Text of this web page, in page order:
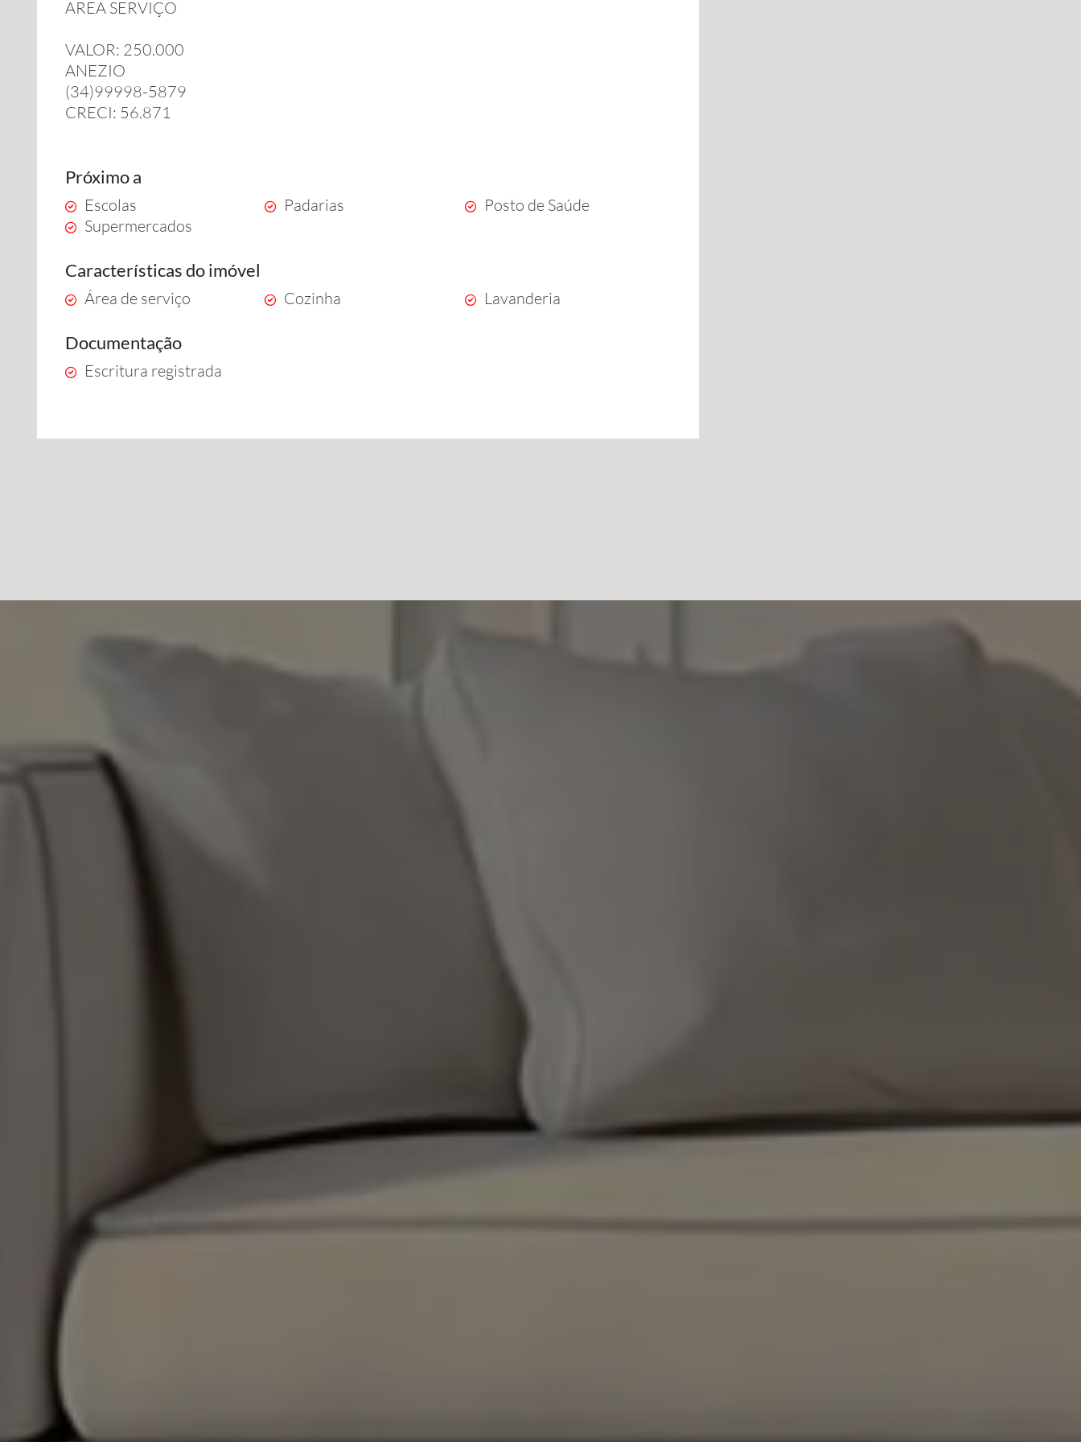
AREA SERVIÇO
VALOR: 250.000
ANEZIO
(34)99998-5879
CRECI: 56.871
Próximo a
Escolas Padarias
Posto de Saúde
Supermercados
Características do imóvel
Área de serviço Cozinha Lavanderia
Documentação
Escritura registrada